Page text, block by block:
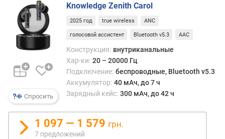
т
р
у
ц
и
я
ф
о
р
м
Спросить
Knowledge Zenith Carol
2025 год true wireless ANC
голосовой ассистент Bluetooth v5.3 AAC
Конструкция: внутриканальные
Хар-ки: 20 – 20000 Гц
Подключение: беспроводные, Bluetooth v5.3
Аккумулятор: 40 мАч, до 7 ч
Зарядный кейс: 300 мАч, до 42 ч
1 097 — 1 579 грн.
7 предложений